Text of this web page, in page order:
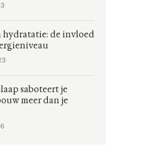
hydratatie: de invloed
saboteert je
meer dan je